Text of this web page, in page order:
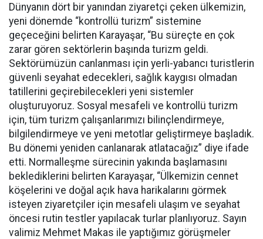
Dünyanın dört bir yanından ziyaretçi çeken ülkemizin,
yeni dönemde “kontrollü turizm” sistemine
geçeceğini belirten Karayaşar, “Bu süreçte en çok
zarar gören sektörlerin başında turizm geldi.
Sektörümüzün canlanması için yerli-yabancı turistlerin
güvenli seyahat edecekleri, sağlık kaygısı olmadan
tatillerini geçirebilecekleri yeni sistemler
oluşturuyoruz. Sosyal mesafeli ve kontrollü turizm
için, tüm turizm çalışanlarımızı bilinçlendirmeye,
bilgilendirmeye ve yeni metotlar geliştirmeye başladık.
Bu dönemi yeniden canlanarak atlatacağız” diye ifade
etti. Normalleşme sürecinin yakında başlamasını
beklediklerini belirten Karayaşar, “Ülkemizin cennet
köşelerini ve doğal açık hava harikalarını görmek
isteyen ziyaretçiler için mesafeli ulaşım ve seyahat
öncesi rutin testler yapılacak turlar planlıyoruz. Sayın
valimiz Mehmet Makas ile yaptığımız görüşmeler